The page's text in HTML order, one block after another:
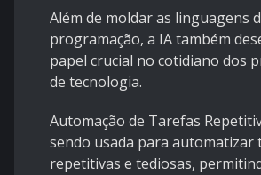
Além de moldar as linguagens
programação, a IA também
papel crucial no cotidiano dos
de tecnologia.
Automação de Tarefas
sendo usada para automatizar
repetitivas e tediosas,